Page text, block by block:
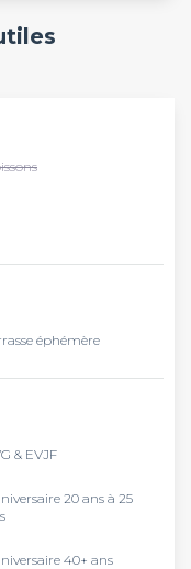
éphémère
& EVJF
20 ans à 25
40+ ans